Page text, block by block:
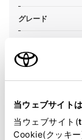
当ウェブサイト
当ウェブサイト(
Cookie(クッキ
グレード
エンジンタイプ
試乗予約